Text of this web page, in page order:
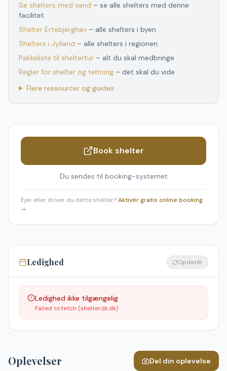
Se shelters med vand – se alle shelters med denne
facilitet
Shelter Ertebjerghav – alle shelters i byen
Shelters i Jylland – alle shelters i regionen
Pakkeliste til sheltertur – alt du skal medbringe
Regler for shelter og teltning – det skal du vide
Flere ressourcer og guides
Book shelter
Du sendes til booking-systemet
Ejer eller driver du dette shelter?Aktivér gratis online booking
→
Ledighed Opdatér
Ledighed ikke tilgængelig
Failed to fetch (shelterdk.dk)
Oplevelser Del din oplevelse